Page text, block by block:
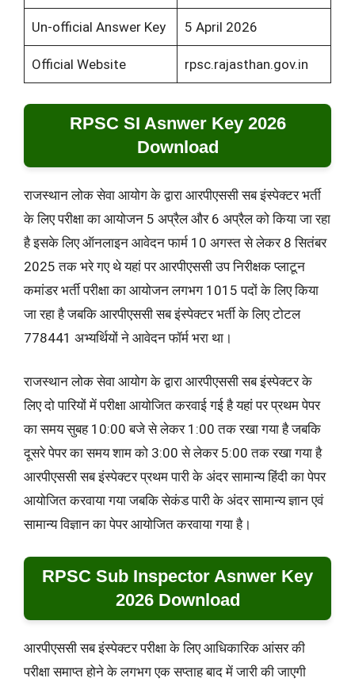
Un-official Answer Key 5 April 2026
Official Website rpsc.rajasthan.gov.in
RPSC SI Asnwer Key 2026
Download
राजस्थान लोक सेवा आयोग के द्वारा आरपीएससी सब इंस्पेक्टर भर्ती
के लिए परीक्षा का आयोजन 5 अप्रैल और 6 अप्रैल को किया जा रहा
है इसके लिए ऑनलाइन आवेदन फार्म 10 अगस्त से लेकर 8 सितंबर
2025 तक भरे गए थे यहां पर आरपीएससी उप निरीक्षक प्लाटून
कमांडर भर्ती परीक्षा का आयोजन लगभग 1015 पदों के लिए किया
जा रहा है जबकि आरपीएससी सब इंस्पेक्टर भर्ती के लिए टोटल
778441 अभ्यर्थियों ने आवेदन फॉर्म भरा था।
राजस्थान लोक सेवा आयोग के द्वारा आरपीएससी सब इंस्पेक्टर के
लिए दो पारियों में परीक्षा आयोजित करवाई गई है यहां पर प्रथम पेपर
का समय सुबह 10:00 बजे से लेकर 1:00 तक रखा गया है जबकि
दूसरे पेपर का समय शाम को 3:00 से लेकर 5:00 तक रखा गया है
आरपीएससी सब इंस्पेक्टर प्रथम पारी के अंदर सामान्य हिंदी का पेपर
आयोजित करवाया गया जबकि सेकंड पारी के अंदर सामान्य ज्ञान एवं
सामान्य विज्ञान का पेपर आयोजित करवाया गया है।
RPSC Sub Inspector Asnwer Key
2026 Download
आरपीएससी सब इंस्पेक्टर परीक्षा के लिए आधिकारिक आंसर की
परीक्षा समाप्त होने के लगभग एक सप्ताह बाद में जारी की जाएगी